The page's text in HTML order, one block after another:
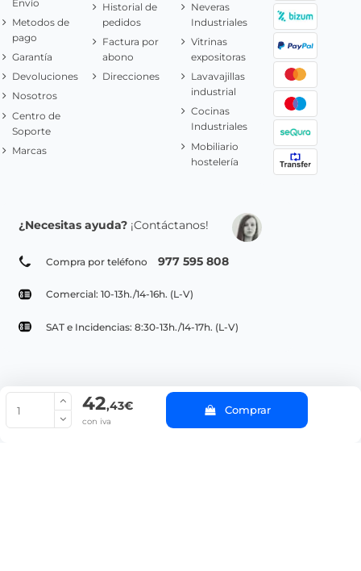
42,43€
con iva
Comprar
Envío
Metodos de
pago
Garantía
Devoluciones
Nosotros
Centro de
Soporte
Marcas
Historial de
pedidos
Factura por
abono
Direcciones
Neveras
Industriales
Vitrinas
expositoras
Lavavajillas
industrial
Cocinas
Industriales
Mobiliario
hostelería
¿Necesitas ayuda? ¡Contáctanos!
Compra por teléfono 977 595 808
Comercial: 10-13h./14-16h. (L-V)
SAT e Incidencias: 8:30-13h./14-17h. (L-V)
© Copyright 2022 PepeBar.com |
Aviso legal y
Condiciones generales de compra |
Blog